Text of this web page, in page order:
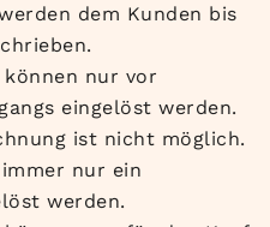
dem Kunden bis
können nur vor
eingelöst werden.
ist nicht möglich.
nur ein
werden.